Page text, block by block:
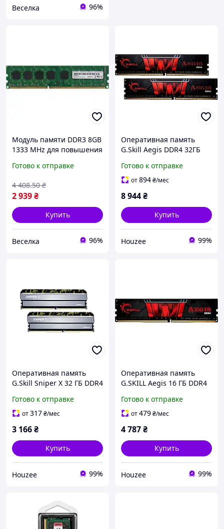
Веселка 96%
Модуль памяти DDR3 8GB
1333 MHz для повышения
компьютера и работы с
FLAME
Готово к отправке
2 939₴
4 408.50 ₴
Купить
Веселка 96%
Оперативная память
G.Skill Aegis DDR4 32ГБ
настольных компьютеров
Готово к отправке
от894₴/мес
8 944₴
Купить
Houzee 99%
Оперативная память
G.Skill Sniper X 32 ГБ DDR4
двухканальный комплект
Готово к отправке
от317₴/мес
3 166₴
Купить
Houzee 99%
Оперативная память
G.SKILL Aegis 16 ГБ DDR4
ПК высокая
производительность
Готово к отправке
от479₴/мес
4 787₴
Купить
Houzee 99%